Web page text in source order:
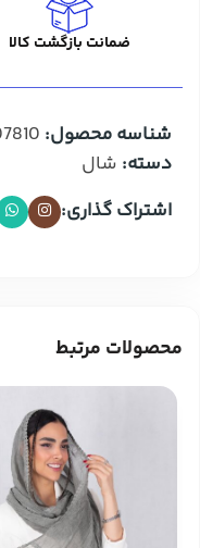
ضمانت بازگشت کالا
شناسه محصول:
دسته: شال
اشتراک گذاری:
محصولات مرتبط